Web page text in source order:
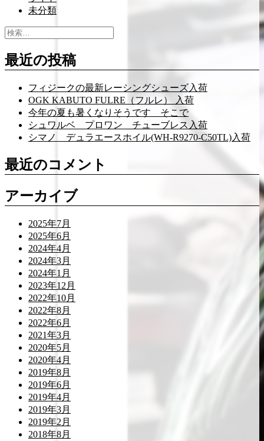
未分類
検
最近の投稿
フィジークの最新レーシングシューズ入荷
OGK KABUTO FULRE（フルレ） 入荷
今年の夏も暑くなりそうです そこで
シュワルベ プロワン チューブレス入荷
シマノ デュラエースホイル(WH-R9270-C50TL)入荷
最近のコメント
アーカイブ
2025年7月
2025年6月
2024年4月
2024年3月
2024年1月
2023年12月
2022年10月
2022年8月
2022年6月
2021年3月
2020年5月
2020年4月
2019年8月
2019年6月
2019年4月
2019年3月
2019年2月
2018年8月